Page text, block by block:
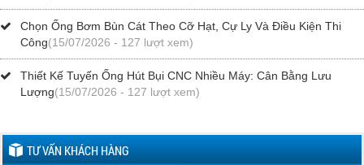
Chọn Ống Bơm Bùn Cát Theo Cỡ Hạt, Cự Ly Và Điều Kiện Thi
Công(15/07/2026 - 127 lượt xem)
Thiết Kế Tuyến Ống Hút Bụi CNC Nhiều Máy: Cân Bằng Lưu
Lượng(15/07/2026 - 127 lượt xem)
TƯ VẤN KHÁCH HÀNG